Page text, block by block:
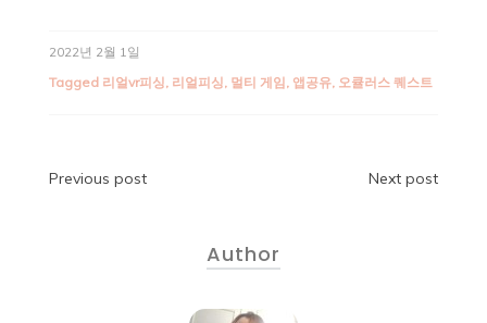
2022년 2월 1일
Tagged 리얼vr피싱, 리얼피싱, 멀티 게임, 앱공유, 오큘러스 퀘스트
Previous post Next post
Author